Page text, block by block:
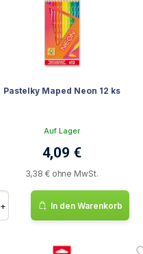
Pastelky Maped Neon 12 ks
Auf Lager
4,09 €
3,38 € ohne MwSt.
+ In den Warenkorb